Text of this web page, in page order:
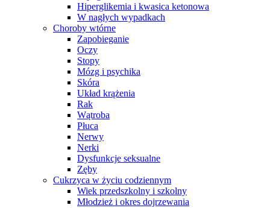
Hiperglikemia i kwasica ketonowa
W nagłych wypadkach
Choroby wtórne
Zapobieganie
Oczy
Stopy
Mózg i psychika
Skóra
Układ krążenia
Rak
Wątroba
Płuca
Nerwy
Nerki
Dysfunkcje seksualne
Zęby
Cukrzyca w życiu codziennym
Wiek przedszkolny i szkolny
Młodzież i okres dojrzewania